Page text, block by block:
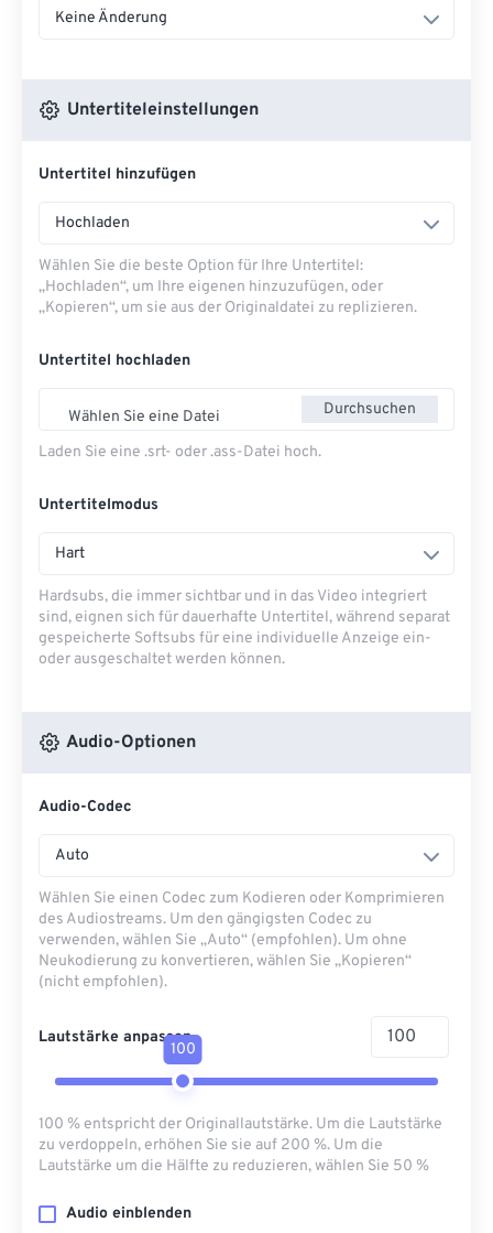
Keine Änderung
Untertiteleinstellungen
Untertitel hinzufügen
Hochladen
Wählen Sie die beste Option für Ihre Untertitel:
„Hochladen“, um Ihre eigenen hinzuzufügen, oder
„Kopieren“, um sie aus der Originaldatei zu replizieren.
Untertitel hochladen
Wählen Sie eine Datei Durchsuchen
Laden Sie eine .srt- oder .ass-Datei hoch.
Untertitelmodus
Hart
Hardsubs, die immer sichtbar und in das Video integriert
sind, eignen sich für dauerhafte Untertitel, während separat
gespeicherte Softsubs für eine individuelle Anzeige ein-
oder ausgeschaltet werden können.
Audio-Optionen
Audio-Codec
Auto
Wählen Sie einen Codec zum Kodieren oder Komprimieren
des Audiostreams. Um den gängigsten Codec zu
verwenden, wählen Sie „Auto“ (empfohlen). Um ohne
Neukodierung zu konvertieren, wählen Sie „Kopieren“
(nicht empfohlen).
Lautstärke anpassen
100
100 % entspricht der Originallautstärke. Um die Lautstärke
zu verdoppeln, erhöhen Sie sie auf 200 %. Um die
Lautstärke um die Hälfte zu reduzieren, wählen Sie 50 %
Audio einblenden